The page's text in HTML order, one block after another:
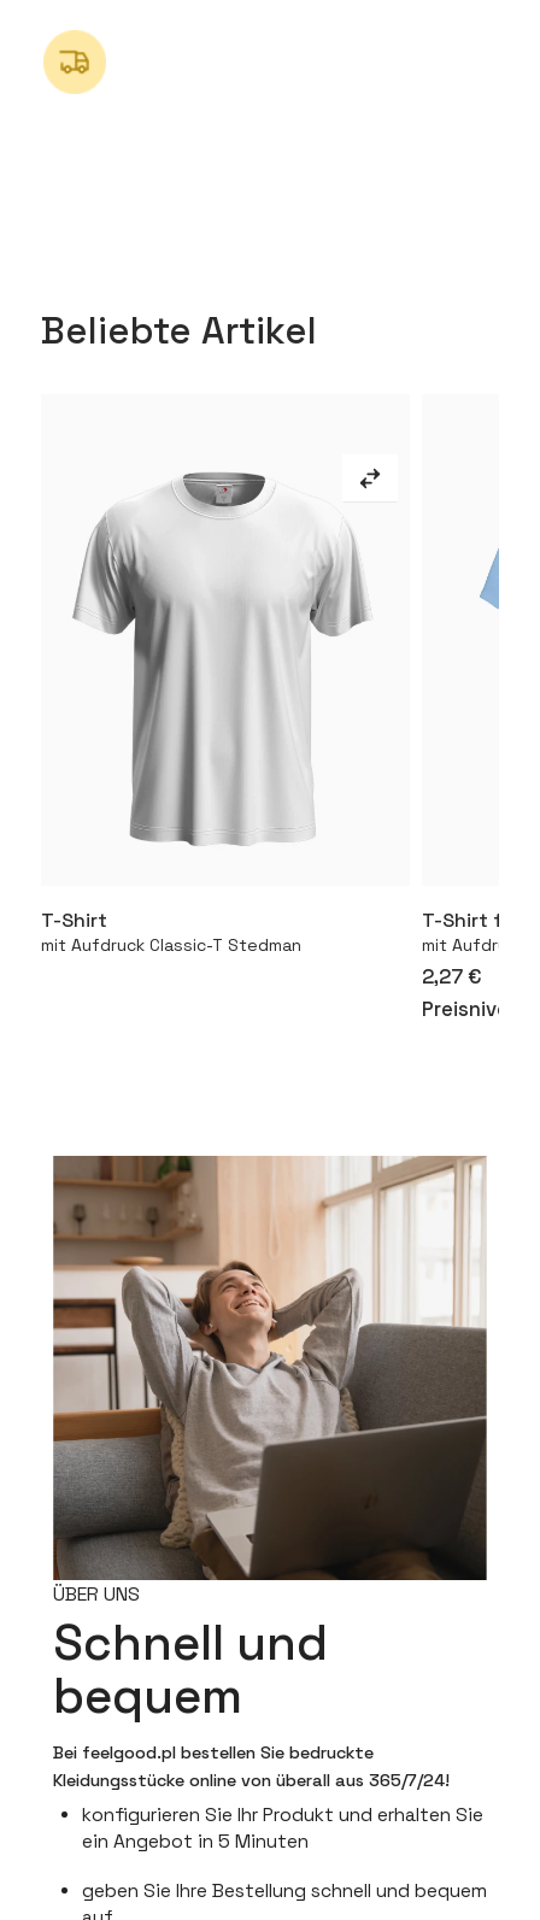
Beliebte Artikel
T-Shirt
mit Aufdruck Classic-T Stedman
T-Shirt für
mit Aufdruck
2,27 €
Preisniveau
ÜBER UNS
Schnell und
bequem
Bei feelgood.pl bestellen Sie bedruckte
Kleidungsstücke online von überall aus 365/7/24!
konfigurieren Sie Ihr Produkt und erhalten Sie
ein Angebot in 5 Minuten
geben Sie Ihre Bestellung schnell und bequem